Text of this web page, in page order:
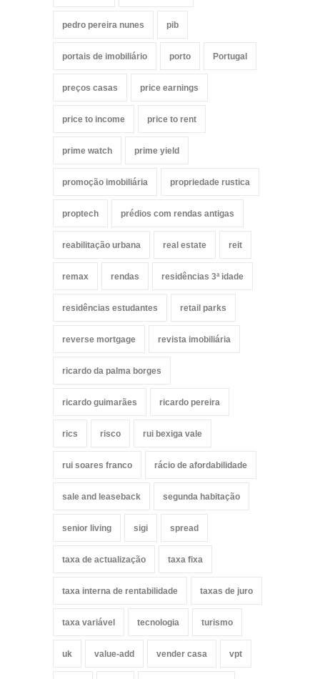
pedro pereira nunes pib
portais de imobiliário porto Portugal
preços casas price earnings
price to income price to rent
prime watch prime yield
promoção imobiliária propriedade rustica
proptech prédios com rendas antigas
reabilitação urbana real estate reit
remax rendas residências 3ª idade
residências estudantes retail parks
reverse mortgage revista imobiliária
ricardo da palma borges
ricardo guimarães ricardo pereira
rics risco rui bexiga vale
rui soares franco rácio de afordabilidade
sale and leaseback segunda habitação
senior living sigi spread
taxa de actualização taxa fixa
taxa interna de rentabilidade taxas de juro
taxa variável tecnologia turismo
uk value-add vender casa vpt